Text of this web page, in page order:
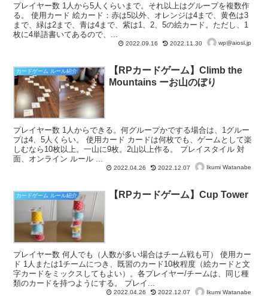
プレイヤー数 1人から5人くらいまで。それ以上はグループを複数作
る。 使用カード 絵カード：赤は5以外、オレンジは4まで、黄色は3
まで、緑は2まで、青は4まで、紫は1、2、5の絵カード。ただし、1
枚に4単語書いてあるので、...
2022.09.16 2022.11.30 wp@aiosl.jp
カードゲーム ルール紹介
【RPカードゲーム】Climb the
Mountains ーお山のぼり
プレイヤー数 1人からできる。何グループかでする場合は、1グルー
プは4、5人くらい。 使用カード カードは何枚でも、ゲームとして楽
しむなら10枚以上。一山に9枚。2山以上作る。 プレイスタイル 対
面、オンライン ルール ...
2022.04.26 2022.12.07 Ikumi Watanabe
カードゲーム ルール紹介 【RPカードゲーム】Cup Tower
プレイヤー数 何人でも（人数が多い場合はチーム戦も可） 使用カー
ド 1人または1チームにつき、既習のカード10枚程度（絵カードと文
字カードをミックスしてもよい）。各プレイヤー/チームは、同じ種
類のカードを持つようにする。 プレイ...
2022.04.26 2022.12.07 Ikumi Watanabe